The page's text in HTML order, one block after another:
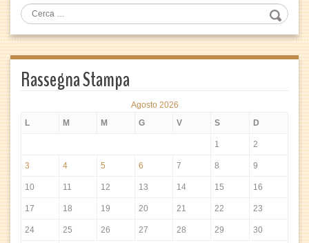
Rassegna Stampa
Agosto 2026
L
M M G V S D
1 2
3 4 5 6 7 8 9
10 11 12 13 14 15 16
17 18 19 20 21 22 23
24 25 26 27 28 29 30